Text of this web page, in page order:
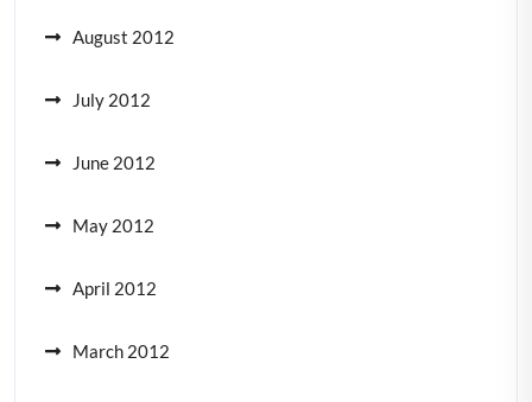
August 2012
July 2012
June 2012
May 2012
April 2012
March 2012